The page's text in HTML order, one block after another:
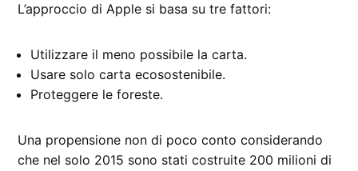
L’approccio di Apple si basa su tre fattori:
Utilizzare il meno possibile la carta.
Usare solo carta ecosostenibile.
Proteggere le foreste.
Una propensione non di poco conto considerando
che nel solo 2015 sono stati costruite 200 milioni di